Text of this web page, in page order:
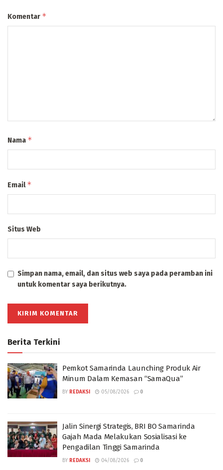
Komentar *
Nama *
Email*
Situs Web
Simpan nama, email, dan situs web saya pada peramban ini
untuk komentar saya berikutnya.
Berita Terkini
Pemkot Samarinda Launching Produk Air
Minum Dalam Kemasan “SamaQua”
BY REDAKSI 05/08/2026 0
Jalin Sinergi Strategis, BRI BO Samarinda
Gajah Mada Melakukan Sosialisasi ke
Pengadilan Tinggi Samarinda
BY REDAKSI 04/08/2026 0